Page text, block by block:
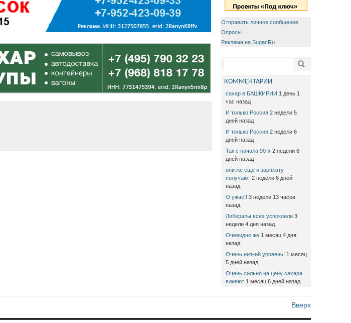
Отправить личное сообщение
Опросы
Реклама на Sugar.Ru
Поиск
КОММЕНТАРИИ
сахар в БАШКИРИИ 1 день 1
час назад
И только Россия 2 недели 5
дней назад
И только Россия 2 недели 6
дней назад
Так с начала 90-х 2 недели 6
дней назад
они же еще и зарплату
получают 2 недели 6 дней
назад
О ужас!! 3 недели 13 часов
назад
Либералы всех успокоили 3
недели 4 дня назад
Очевидно же 1 месяц 4 дня
назад
Очень низкий уровень! 1 месяц
5 дней назад
Очень сильно на цену сахара
влияют 1 месяц 6 дней назад
Вверх